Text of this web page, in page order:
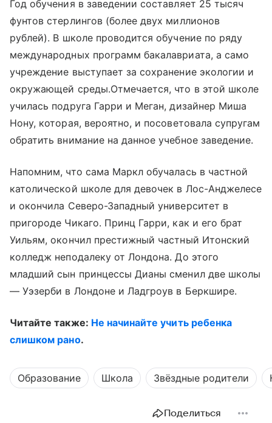
Год обучения в заведении составляет 25 тысяч
фунтов стерлингов (более двух миллионов
рублей). В школе проводится обучение по ряду
международных программ бакалавриата, а само
учреждение выступает за сохранение экологии и
окружающей среды.Отмечается, что в этой школе
училась подруга Гарри и Меган, дизайнер Миша
Нону, которая, вероятно, и посоветовала супругам
обратить внимание на данное учебное заведение.
Напомним, что сама Маркл обучалась в частной
католической школе для девочек в Лос-Анджелесе
и окончила Северо-Западный университет в
пригороде Чикаго. Принц Гарри, как и его брат
Уильям, окончил престижный частный Итонский
колледж неподалеку от Лондона. До этого
младший сын принцессы Дианы сменил две школы
— Уэзерби в Лондоне и Ладгроув в Беркшире.
Читайте также: Не начинайте учить ребенка
слишком рано.
Образование Школа Звёздные родители
Поделиться